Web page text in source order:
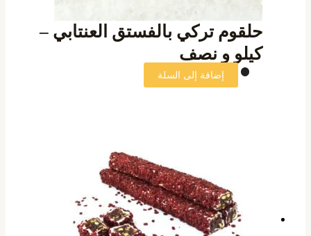
حلقوم تركي بالفستق العنتابي –
كيلو و نصف
إضافة إلى السلة